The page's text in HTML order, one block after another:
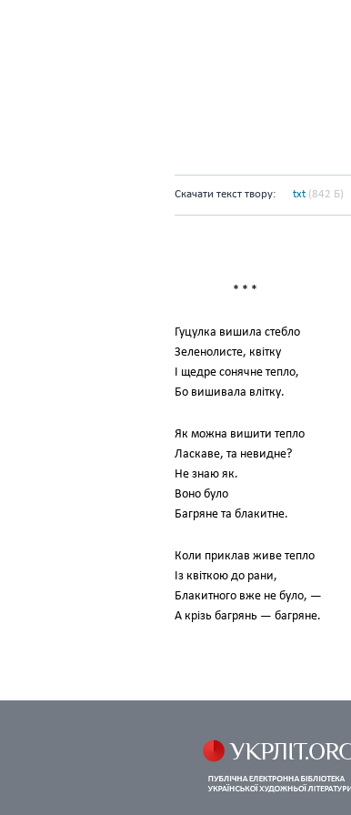
Скачати текст твору: txt (842 Б)
* * *
Гуцулка вишила стебло
Зеленолисте, квітку
І щедре сонячне тепло,
Бо вишивала влітку.
Як можна вишити тепло
Ласкаве, та невидне?
Не знаю як.
Воно було
Багряне та блакитне.
Коли приклав живе тепло
Із квіткою до рани,
Блакитного вже не було, —
А крізь багрянь — багряне.